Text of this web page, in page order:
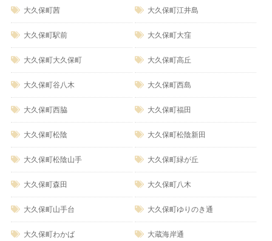
大久保町茜 大久保町江井島
大久保町駅前 大久保町大窪
大久保町大久保町 大久保町高丘
大久保町谷八木 大久保町西島
大久保町西脇 大久保町福田
大久保町松陰 大久保町松陰新田
大久保町松陰山手 大久保町緑が丘
大久保町森田 大久保町八木
大久保町山手台 大久保町ゆりのき通
大久保町わかば 大蔵海岸通